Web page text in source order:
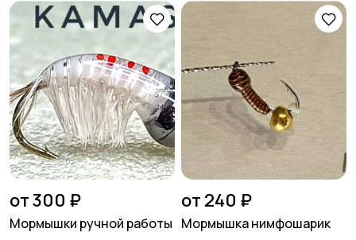
от 300 ₽
Мормышки ручной работы
от 240 ₽
Мормышка нимфошарик